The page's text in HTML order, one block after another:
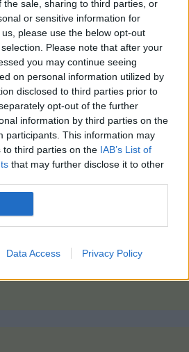
the sale, sharing to third parties, or
or sensitive information for
please use the below opt-out
Please note that after your
you may continue seeing
on personal information utilized by
disclosed to third parties prior to
opt-out of the further
information by third parties on the
participants. This information may
to third parties on the IAB’s List of
that may further disclose it to other
Data Access Privacy Policy